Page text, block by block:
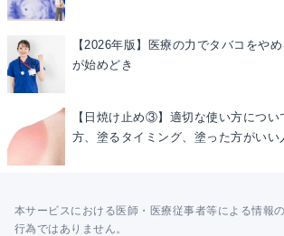
【2026年版】医療の力でタバコをや
が始めどき
【日焼け止め③】適切な使い方につい
方、塗るタイミング、塗った方がいい
本サービスにおける医師・医療従事者等による情報
行為ではありません。